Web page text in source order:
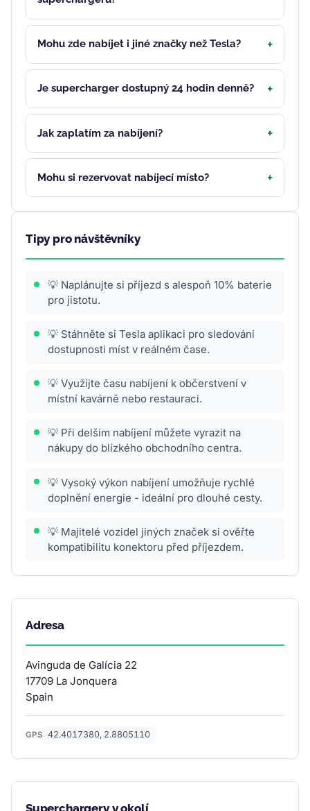
Mohu zde nabíjet i jiné značky než Tesla?
Je supercharger dostupný 24 hodin denně?
Jak zaplatím za nabíjení?
Mohu si rezervovat nabíjecí místo?
Tipy pro návštěvníky
💡 Naplánujte si příjezd s alespoň 10% baterie
pro jistotu.
💡 Stáhněte si Tesla aplikaci pro sledování
dostupnosti míst v reálném čase.
💡 Využijte času nabíjení k občerstvení v
místní kavárně nebo restauraci.
💡 Při delším nabíjení můžete vyrazit na
nákupy do blízkého obchodního centra.
💡 Vysoký výkon nabíjení umožňuje rychlé
doplnění energie - ideální pro dlouhé cesty.
💡 Majitelé vozidel jiných značek si ověřte
kompatibilitu konektoru před příjezdem.
Adresa
Avinguda de Galícia 22
17709 La Jonquera
Spain
GPS 42.4017380, 2.8805110
Superchargery v okolí